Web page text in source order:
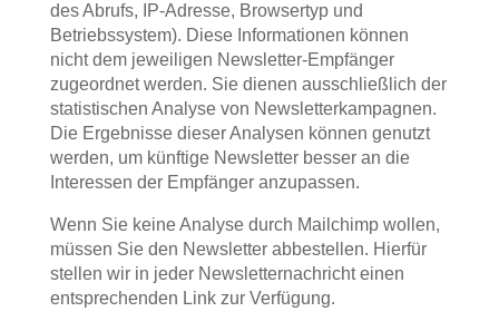
des Abrufs, IP-Adresse, Browsertyp und
Betriebssystem). Diese Informationen können
nicht dem jeweiligen Newsletter-Empfänger
zugeordnet werden. Sie dienen ausschließlich der
statistischen Analyse von Newsletterkampagnen.
Die Ergebnisse dieser Analysen können genutzt
werden, um künftige Newsletter besser an die
Interessen der Empfänger anzupassen.
Wenn Sie keine Analyse durch Mailchimp wollen,
müssen Sie den Newsletter abbestellen. Hierfür
stellen wir in jeder Newsletternachricht einen
entsprechenden Link zur Verfügung.